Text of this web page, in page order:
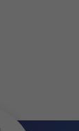
áreas de